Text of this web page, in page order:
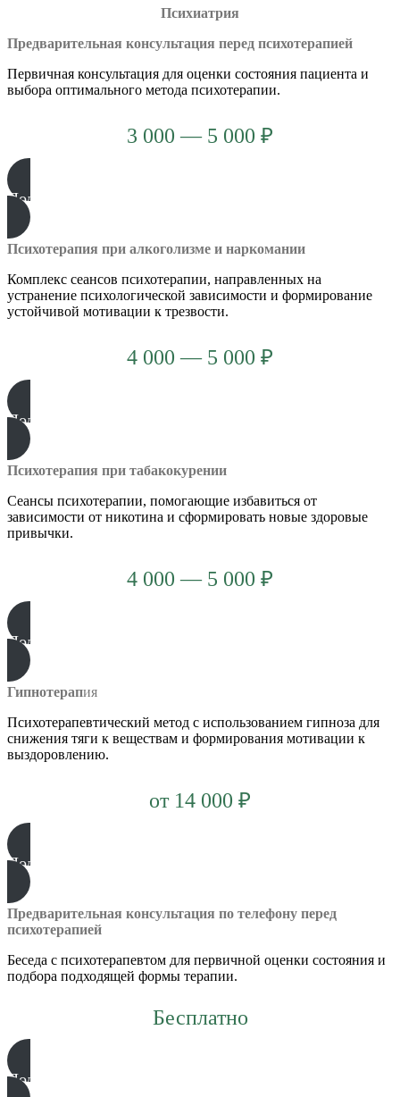
Психиатрия
Предварительная консультация перед психотерапией
Первичная консультация для оценки состояния пациента и
выбора оптимального метода психотерапии.
3 000 — 5 000 ₽
Подробнее
Психотерапия при алкоголизме и наркомании
Комплекс сеансов психотерапии, направленных на
устранение психологической зависимости и формирование
устойчивой мотивации к трезвости.
4 000 — 5 000 ₽
Подробнее
Психотерапия при табакокурении
Сеансы психотерапии, помогающие избавиться от
зависимости от никотина и сформировать новые здоровые
привычки.
4 000 — 5 000 ₽
Подробнее
Гипнотерапия
Психотерапевтический метод с использованием гипноза для
снижения тяги к веществам и формирования мотивации к
выздоровлению.
от 14 000 ₽
Подробнее
Предварительная консультация по телефону перед
психотерапией
Беседа с психотерапевтом для первичной оценки состояния и
подбора подходящей формы терапии.
Бесплатно
Подробнее